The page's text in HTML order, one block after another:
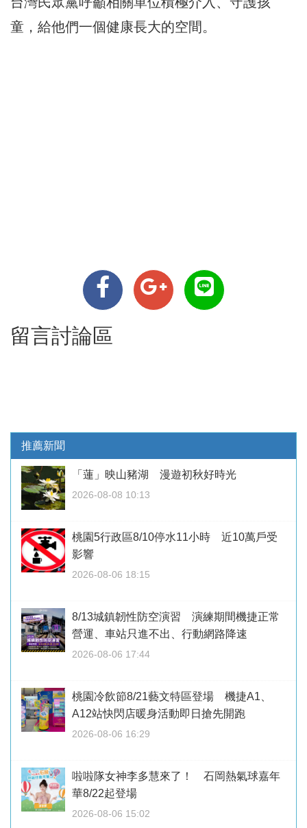
童，給他們一個健康長大的空間。
留言討論區
推薦新聞
「蓮」映山豬湖 漫遊初秋好時光
2026-08-08 10:13
桃園5行政區8/10停水11小時 近10萬戶受
影響
2026-08-06 18:15
8/13城鎮韌性防空演習 演練期間機捷正常
營運、車站只進不出、行動網路降速
2026-08-06 17:44
桃園冷飲節8/21藝文特區登場 機捷A1、
A12站快閃店暖身活動即日搶先開跑
2026-08-06 16:29
啦啦隊女神李多慧來了！ 石岡熱氣球嘉年
華8/22起登場
2026-08-06 15:02